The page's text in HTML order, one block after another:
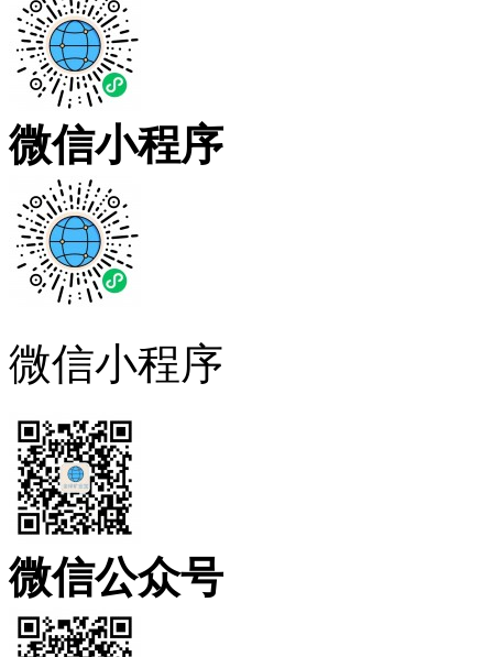
微信小程序
微信小程序
微信公众号